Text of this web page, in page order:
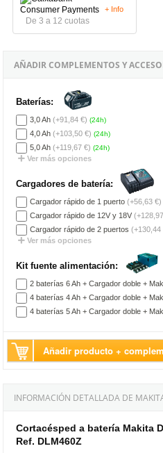
De 3 a 12 cuotas
+ Info
AÑADIR COMPLEMENTOS Y
Baterías:
3,0 Ah (+91,84 €) (24h)
4,0 Ah (+103,50 €) (24h)
5,0 Ah (+119,67 €) (24h)
Ver más opciones
Cargadores de batería:
Cargador rápido de 1 puerto (+56,63 €)
Cargador rápido de 12V y 18V
Cargador rápido de 2 puertos (+130,44
Ver más opciones
Kit fuente alimentación:
2 baterías 6 Ah + Cargador doble +
4 baterías 4 Ah + Cargador doble +
4 baterías 5 Ah + Cargador doble +
Añadir producto +
INFORMACIÓN DETALLADA DE
Cortacésped a batería Makita
Ref. DLM460Z